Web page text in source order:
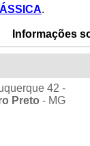
.
Informações
42 -
Preto - MG